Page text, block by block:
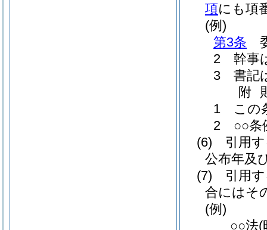
項にも項
(例)
第3条
2 幹事
3 書記
附
1 この
2 ○○条
(6)
引用
公布年及
(7)
引用
合にはそ
(例)
○○法(